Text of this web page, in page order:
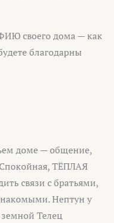
своего дома — как
благодарны
доме — общение,
ТЁПЛАЯ
связи с братьями,
Нептун у
Телец